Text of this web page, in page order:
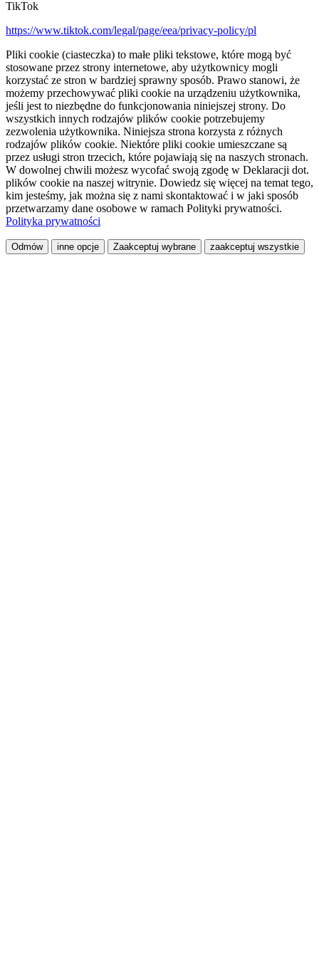
TikTok
https://www.tiktok.com/legal/page/eea/privacy-policy/pl
Pliki cookie (ciasteczka) to małe pliki tekstowe, które mogą być
stosowane przez strony internetowe, aby użytkownicy mogli
korzystać ze stron w bardziej sprawny sposób. Prawo stanowi, że
możemy przechowywać pliki cookie na urządzeniu użytkownika,
jeśli jest to niezbędne do funkcjonowania niniejszej strony. Do
wszystkich innych rodzajów plików cookie potrzebujemy
zezwolenia użytkownika. Niniejsza strona korzysta z różnych
rodzajów plików cookie. Niektóre pliki cookie umieszczane są
przez usługi stron trzecich, które pojawiają się na naszych stronach.
W dowolnej chwili możesz wycofać swoją zgodę w Deklaracji dot.
plików cookie na naszej witrynie. Dowiedz się więcej na temat tego,
kim jesteśmy, jak można się z nami skontaktować i w jaki sposób
przetwarzamy dane osobowe w ramach Polityki prywatności.
Polityka prywatności
Odmów inne opcje Zaakceptuj wybrane zaakceptuj wszystkie